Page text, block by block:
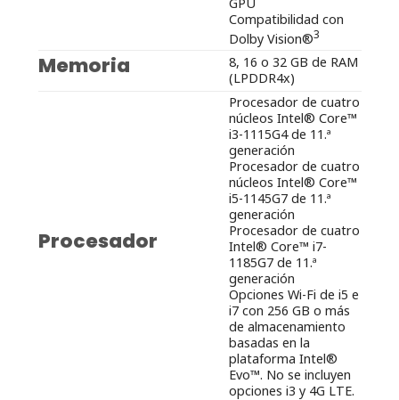
Compatibilidad con
Dolby Vision®3
Memoria
8, 16 o 32 GB de RAM
(LPDDR4x)
Procesador
Procesador de cuatro
núcleos Intel® Core™
i3-1115G4 de 11.ª
generación
Procesador de cuatro
núcleos Intel® Core™
i5-1145G7 de 11.ª
generación
Procesador de cuatro
Intel® Core™ i7-
1185G7 de 11.ª
generación
Opciones Wi-Fi de i5 e
i7 con 256 GB o más
de almacenamiento
basadas en la
plataforma Intel®
Evo™. No se incluyen
opciones i3 y 4G LTE.